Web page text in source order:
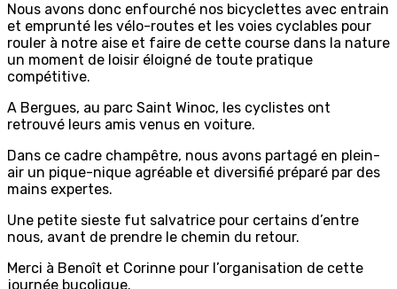
Nous avons donc enfourché nos bicyclettes avec entrain
et emprunté les vélo-routes et les voies cyclables pour
rouler à notre aise et faire de cette course dans la nature
un moment de loisir éloigné de toute pratique
compétitive.
A Bergues, au parc Saint Winoc, les cyclistes ont
retrouvé leurs amis venus en voiture.
Dans ce cadre champêtre, nous avons partagé en plein-
air un pique-nique agréable et diversifié préparé par des
mains expertes.
Une petite sieste fut salvatrice pour certains d’entre
nous, avant de prendre le chemin du retour.
Merci à Benoît et Corinne pour l’organisation de cette
journée bucolique.